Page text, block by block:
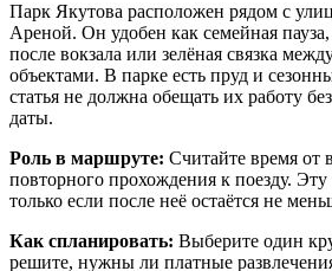
Парк Якутова расположен рядом с
Ареной. Он удобен как семейная пауза,
после вокзала или зелёная связка
объектами. В парке есть пруд и
статья не должна обещать их работу
даты.
Роль в маршруте: Считайте время от
повторного прохождения к поезду.
только если после неё остаётся не
Как спланировать: Выберите один
решите, нужны ли платные